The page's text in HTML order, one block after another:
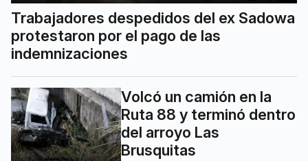
Trabajadores despedidos del ex Sadowa
protestaron por el pago de las
indemnizaciones
Volcó un camión en la
Ruta 88 y terminó dentro
del arroyo Las
Brusquitas